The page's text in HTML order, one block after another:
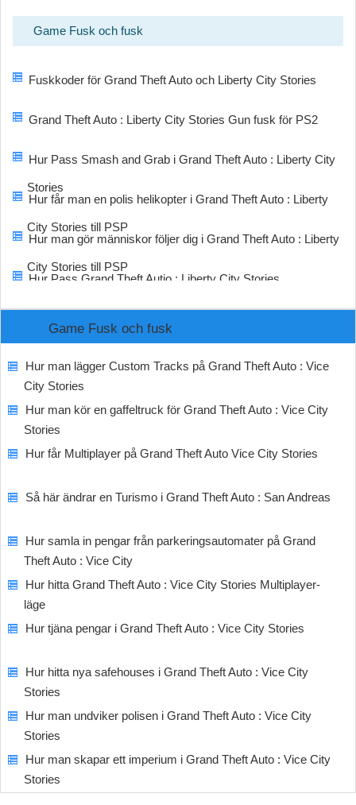
Game Fusk och fusk
Fuskkoder för Grand Theft Auto och Liberty City Stories
Grand Theft Auto : Liberty City Stories Gun fusk för PS2
Hur Pass Smash and Grab i Grand Theft Auto : Liberty City
Stories
Hur får man en polis helikopter i Grand Theft Auto : Liberty
City Stories till PSP
Hur man gör människor följer dig i Grand Theft Auto : Liberty
City Stories till PSP
Hur Pass Grand Theft Autio : Liberty City Stories
Game Fusk och fusk
Hur man lägger Custom Tracks på Grand Theft Auto : Vice
City Stories
Hur man kör en gaffeltruck för Grand Theft Auto : Vice City
Stories
Hur får Multiplayer på Grand Theft Auto Vice City Stories
Så här ändrar en Turismo i Grand Theft Auto : San Andreas
Hur samla in pengar från parkeringsautomater på Grand
Theft Auto : Vice City
Hur hitta Grand Theft Auto : Vice City Stories Multiplayer-
läge
Hur tjäna pengar i Grand Theft Auto : Vice City Stories
Hur hitta nya safehouses i Grand Theft Auto : Vice City
Stories
Hur man undviker polisen i Grand Theft Auto : Vice City
Stories
Hur man skapar ett imperium i Grand Theft Auto : Vice City
Stories